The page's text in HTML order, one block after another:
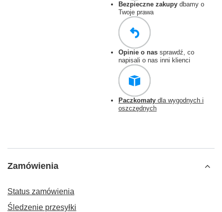
Bezpieczne zakupy dbamy o
Twoje prawa
Opinie o nas sprawdź, co
napisali o nas inni klienci
Paczkomaty dla wygodnych i
oszczędnych
Zamówienia
Status zamówienia
Śledzenie przesyłki